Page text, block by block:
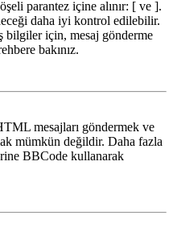
parantez içine alınır: [ ve ].
daha iyi kontrol edilebilir.
bilgiler için, mesaj gönderme
bakınız.
mesajları göndermek ve
mümkün değildir. Daha fazla
BBCode kullanarak